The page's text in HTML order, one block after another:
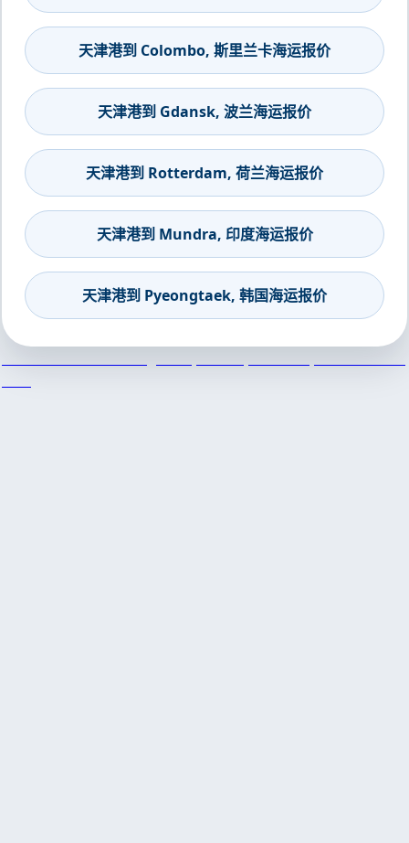
天津港到 Colombo, 斯里兰卡海运报价
天津港到 Gdansk, 波兰海运报价
天津港到 Rotterdam, 荷兰海运报价
天津港到 Mundra, 印度海运报价
天津港到 Pyeongtaek, 韩国海运报价